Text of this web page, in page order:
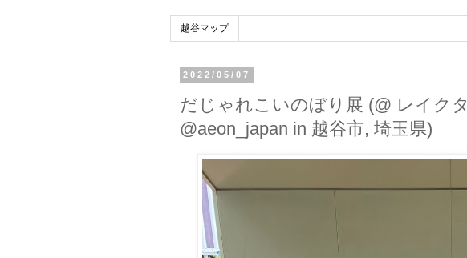
越谷マップ
2022/05/07
だじゃれこいのぼり展 (@ レイク
@aeon_japan in 越谷市, 埼玉県)